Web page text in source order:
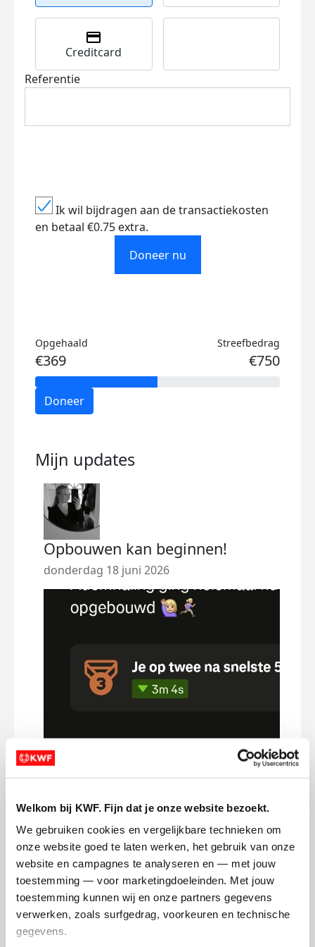
Welkom bij KWF. Fijn dat je onze website bezoekt.
We gebruiken cookies en vergelijkbare technieken om
onze website goed te laten werken, het gebruik van onze
website en campagnes te analyseren en — met jouw
toestemming — voor marketingdoeleinden. Met jouw
toestemming kunnen wij en onze partners gegevens
verwerken, zoals surfgedrag, voorkeuren en technische
gegevens.
Creditcard
Referentie
Ik wil bijdragen aan de transactiekosten
en betaal €0.75 extra.
Doneer nu
Opgehaald
€369
Streefbedrag
€750
Doneer
Mijn updates
Opbouwen kan beginnen!
donderdag 18 juni 2026
Langzamerhand maar eens goed gaan
opbouwen met de afstand. Erg dankbaar
Elke